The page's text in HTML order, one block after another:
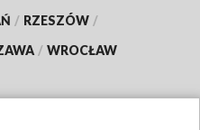
/ RZESZÓW /
/ WROCŁAW